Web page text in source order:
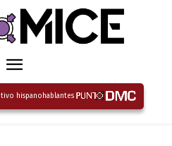
hispanohablantes